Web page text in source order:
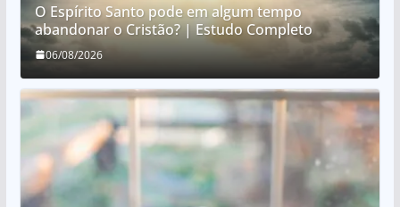
O Espírito Santo pode em algum tempo
abandonar o Cristão? | Estudo Completo
06/08/2026